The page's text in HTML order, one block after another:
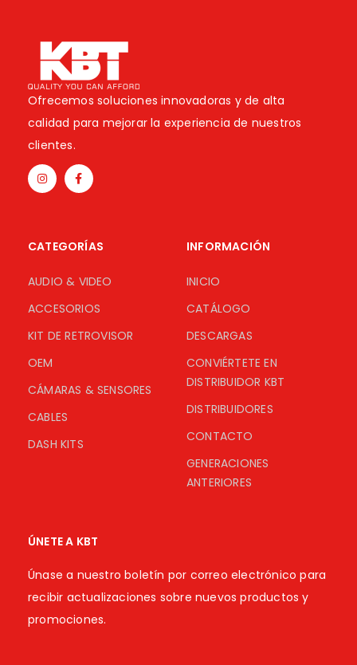
Ofrecemos soluciones innovadoras y de alta
calidad para mejorar la experiencia de nuestros
clientes.
CATEGORÍAS
AUDIO & VIDEO
ACCESORIOS
KIT DE RETROVISOR
OEM
CÁMARAS & SENSORES
CABLES
DASH KITS
INFORMACIÓN
INICIO
CATÁLOGO
DESCARGAS
CONVIÉRTETE EN
DISTRIBUIDOR KBT
DISTRIBUIDORES
CONTACTO
GENERACIONES
ANTERIORES
ÚNETE A KBT
Únase a nuestro boletín por correo electrónico para
recibir actualizaciones sobre nuevos productos y
promociones.